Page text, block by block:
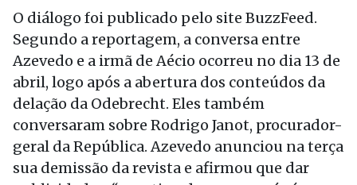
O diálogo foi publicado pelo site BuzzFeed.
Segundo a reportagem, a conversa entre
Azevedo e a irmã de Aécio ocorreu no dia 13 de
abril, logo após a abertura dos conteúdos da
delação da Odebrecht. Eles também
conversaram sobre Rodrigo Janot, procurador-
geral da República. Azevedo anunciou na terça
sua demissão da revista e afirmou que dar